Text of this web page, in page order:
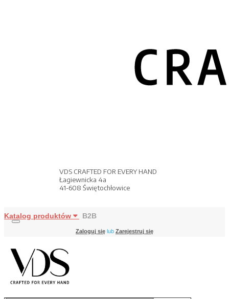
VDS CRAFTED FOR EVERY HAND
Łagiewnicka 4a
41-608 Świętochłowice
Katalog produktów B2B
Zaloguj się lub Zarejestruj się